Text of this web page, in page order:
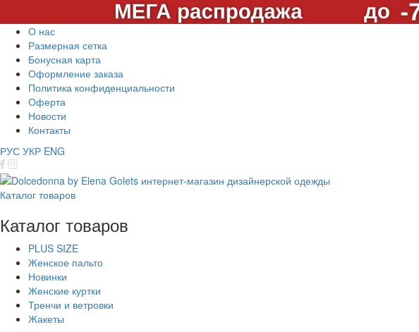
О нас
Размерная сетка
Бонусная карта
Оформление заказа
Политика конфиденциальности
Оферта
Новости
Контакты
РУС УКР ENG
Каталог товаров
Каталог товаров
PLUS SIZE
Женское пальто
Новинки
Женские куртки
Тренчи и ветровки
Жакеты